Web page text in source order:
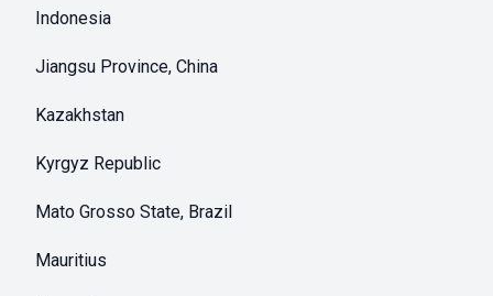
Indonesia
Jiangsu Province, China
Kazakhstan
Kyrgyz Republic
Mato Grosso State, Brazil
Mauritius